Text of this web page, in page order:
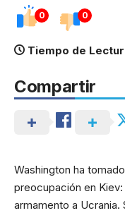
0 0
Tiempo de
Compartir
Washington ha
preocupación en
armamento a